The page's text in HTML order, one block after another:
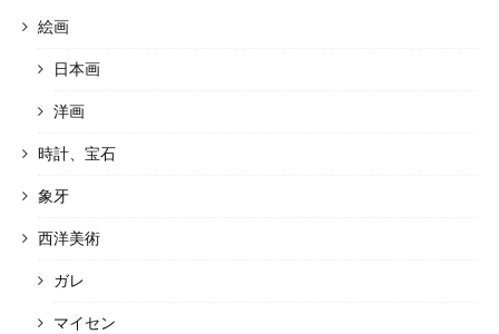
絵画
日本画
洋画
時計、宝石
象牙
西洋美術
ガレ
マイセン